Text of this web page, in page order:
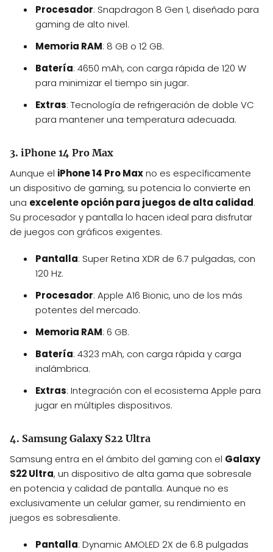
Procesador: Snapdragon 8 Gen 1, diseñado para
gaming de alto nivel.
Memoria RAM: 8 GB o 12 GB.
Batería: 4650 mAh, con carga rápida de 120 W
para minimizar el tiempo sin jugar.
Extras: Tecnología de refrigeración de doble VC
para mantener una temperatura adecuada.
3. iPhone 14 Pro Max
Aunque el iPhone 14 Pro Maxno es específicamente
un dispositivo de gaming, su potencia lo convierte en
una excelente opción para juegos de alta calidad.
Su procesador y pantalla lo hacen ideal para disfrutar
de juegos con gráficos exigentes.
Pantalla: Super Retina XDR de 6.7 pulgadas, con
120 Hz.
Procesador: Apple A16 Bionic, uno de los más
potentes del mercado.
Memoria RAM: 6 GB.
Batería: 4323 mAh, con carga rápida y carga
inalámbrica.
Extras: Integración con el ecosistema Apple para
jugar en múltiples dispositivos.
4. Samsung Galaxy S22 Ultra
Samsung entra en el ámbito del gaming con el Galaxy
S22 Ultra, un dispositivo de alta gama que sobresale
en potencia y calidad de pantalla. Aunque no es
exclusivamente un celular gamer, su rendimiento en
juegos es sobresaliente.
Pantalla: Dynamic AMOLED 2X de 6.8 pulgadas